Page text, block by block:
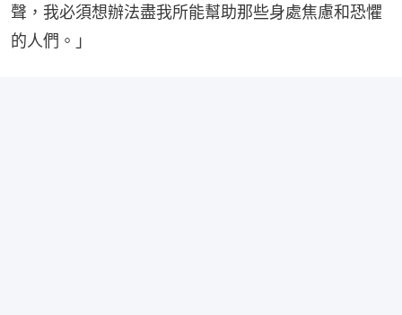
聲，我必須想辦法盡我所能幫助那些身處焦慮和恐懼
的人們。」